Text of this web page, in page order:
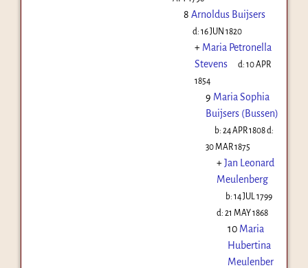
8 Arnoldus Buijsers
d:16 JUN 1820
+ Maria Petronella
Stevens
d:10 APR
1854
9 Maria Sophia
Buijsers (Bussen)
b:24 APR 1808d:
30 MAR 1875
+Jan Leonard
Meulenberg
b:14 JUL 1799
d: 21 MAY 1868
10 Maria
Hubertina
Meulenber